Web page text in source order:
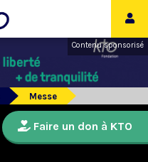
Contenu sponsorisé
Messe
Faire un don à KTO